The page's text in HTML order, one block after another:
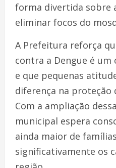
forma divertida sobre
eliminar focos do
A Prefeitura reforça
contra a Dengue é
e que pequenas
diferença na proteção
Com a ampliação
municipal espera
ainda maior de
significativamente os